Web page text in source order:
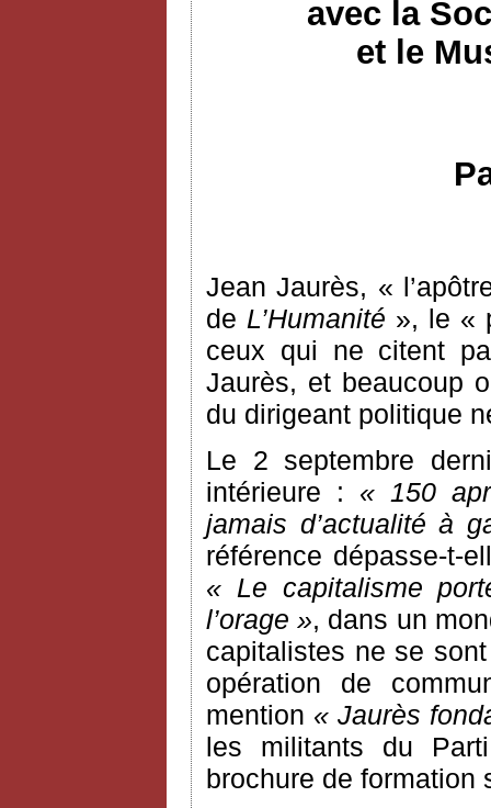
avec la
et le
Jean Jaurès, «
de L’Humanité », le «
ceux qui ne citent
Jaurès, et beaucoup
du dirigeant politique
Le 2 septembre
intérieure : « 150
jamais d’actualité à
référence dépasse-t-
« Le capitalisme
l’orage », dans un
capitalistes ne se
opération de
mention « Jaurès
les militants du
brochure de formation